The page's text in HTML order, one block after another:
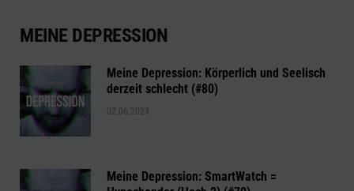
MEINE DEPRESSION
Meine Depression: Körperlich und Seelisch
derzeit schlecht (#80)
02.06.2024
Meine Depression: SmartWatch =